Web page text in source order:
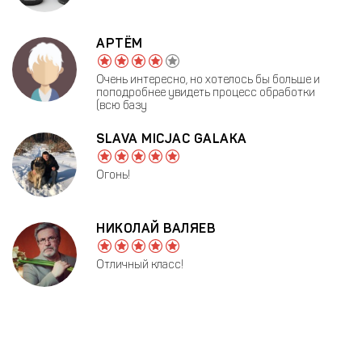
АРТËМ
Очень интересно, но хотелось бы больше и
поподробнее увидеть процесс обработки
(всю базу
SLAVA MICJAC GALAKA
Огонь!
НИКОЛАЙ ВАЛЯЕВ
Отличный класс!